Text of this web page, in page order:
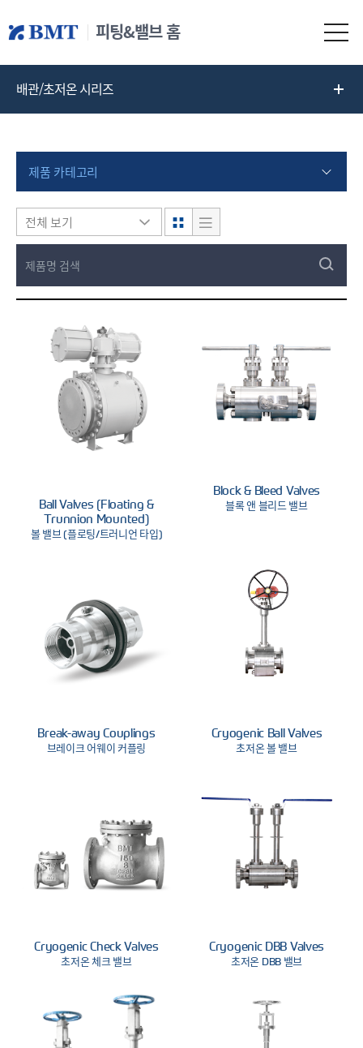
피팅&밸브 홈
배관/초저온 시리즈
제품 카테고리
Ball Valves (Floating &
Trunnion Mounted)
볼 밸브 (플로팅/트러니언 타입)
Block & Bleed Valves
블록 앤 블리드 밸브
Break-away Couplings
브레이크 어웨이 커플링
Cryogenic Ball Valves
초저온 볼 밸브
Cryogenic Check Valves
초저온 체크 밸브
Cryogenic DBB Valves
초저온 DBB 밸브